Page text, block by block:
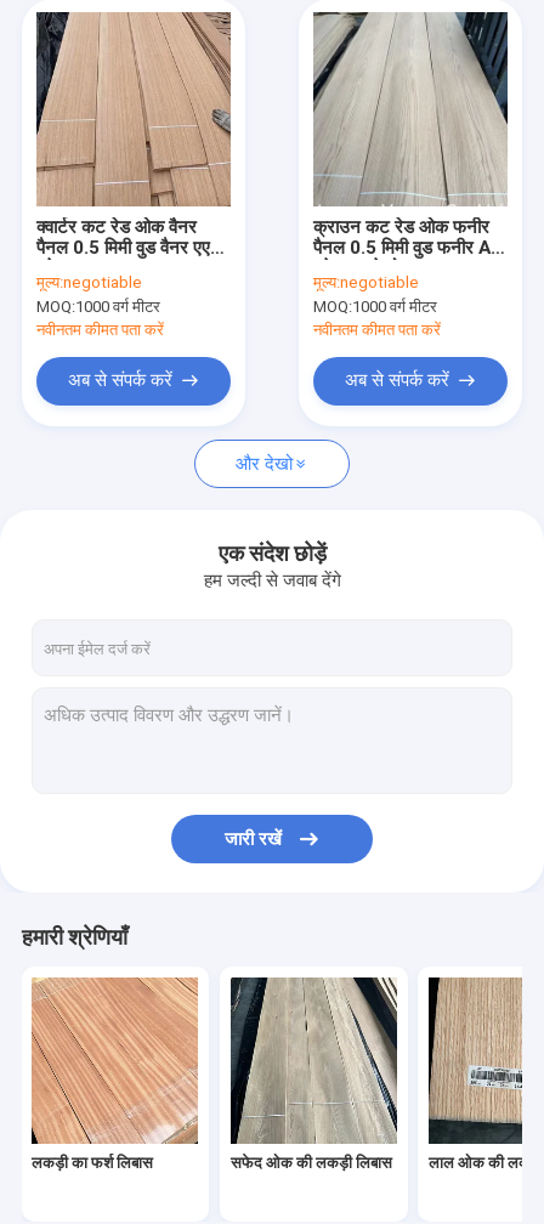
उत्पादों
हमारे बारे में
कारखाना भ्रमण
गुणवत्ता नियंत्रण
समाचार
मामलों
लकड़ी का फर्श लिबास
लाल ओक की लकड़ी लिबास
व्हाइट ऐश वुड लिबास
लकड़ी लिबास बढ़त बैंडिंग
विदेशी लकड़ी लिबास
क्वार्टर कट रेड ओक वैनर
पैनल 0.5 मिमी वुड वैनर एएए
मूल्य:negotiable
MOQ:1000 वर्ग मीटर
नवीनतम कीमत पता करें
अब से संपर्क करें
क्राउन कट रेड ओक फनीर
पैनल 0.5 मिमी वुड फनीर AA
मूल्य:negotiable
MOQ:1000 वर्ग मीटर
नवीनतम कीमत पता करें
अब से संपर्क करें
और देखो
एक संदेश छोड़ें
हम जल्दी से जवाब देंगे
जारी रखें
हमारी श्रेणियाँ
लकड़ी का फर्श लिबास सफेद ओक की लकड़ी लिबास लाल ओक की लकड़ी